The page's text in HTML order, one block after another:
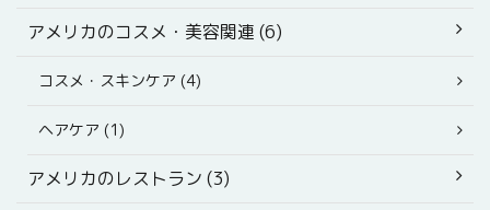
アメリカのコスメ・美容関連 (6)
コスメ・スキンケア (4)
ヘアケア (1)
アメリカのレストラン (3)